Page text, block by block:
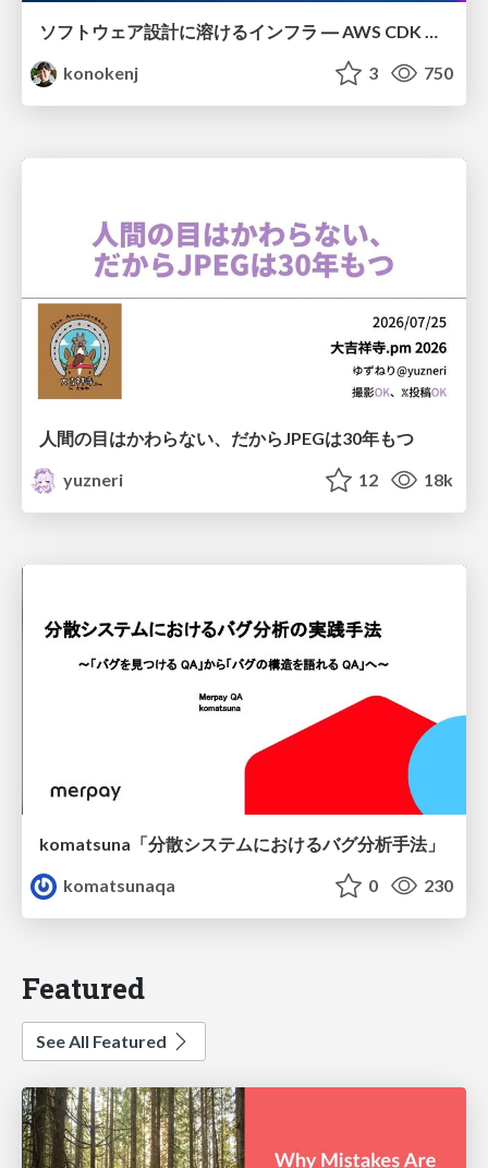
ソフトウェア設計に溶けるインフラ ― AWS CDK のインフラ認識論
konokenj
3 750
人間の目はかわらない、だからJPEGは30年もつ
yuzneri
12 18k
komatsuna「分散システムにおけるバグ分析手法」
komatsunaqa
0 230
Featured
See All Featured